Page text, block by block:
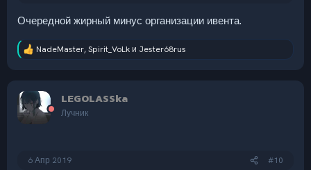
Очередной жирный минус организации ивента.
Р
ц
и
NadeMaster,Spirit_VoLkи Jester68rus
LEGOLASSka
Лучник
6 Апр 2019 #10